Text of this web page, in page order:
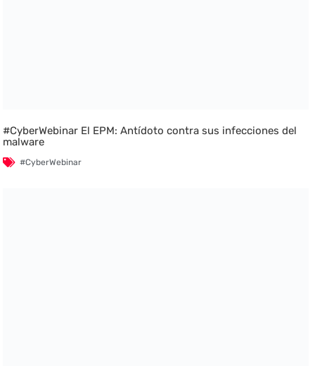
#CyberWebinar El EPM: Antídoto contra sus infecciones del
malware
#CyberWebinar